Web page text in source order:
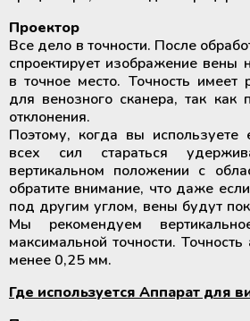
Проектор
Все дело в точности. После
спроектирует изображение вены
в точное место. Точность
для венозного сканера, так как
отклонения.
Поэтому, когда вы
всех сил стараться
вертикальном положении с
обратите внимание, что даже
под другим углом, вены будут
Мы рекомендуем
максимальной точности. Точность
менее 0,25 мм.
Где используется Аппарат для